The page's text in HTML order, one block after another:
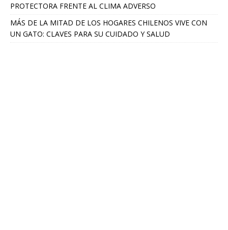
PROTECTORA FRENTE AL CLIMA ADVERSO
MÁS DE LA MITAD DE LOS HOGARES CHILENOS VIVE CON
UN GATO: CLAVES PARA SU CUIDADO Y SALUD